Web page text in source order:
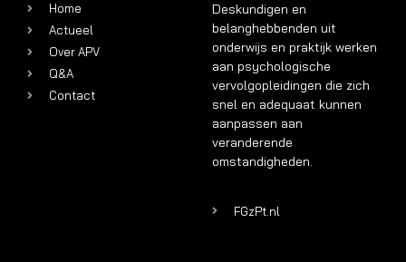
Home
Actueel
Over APV
Q&A
Contact
Deskundigen en
belanghebbenden uit
onderwijs en praktijk werken
aan psychologische
vervolgopleidingen die zich
snel en adequaat kunnen
aanpassen aan
veranderende
omstandigheden.
FGzPt.nl